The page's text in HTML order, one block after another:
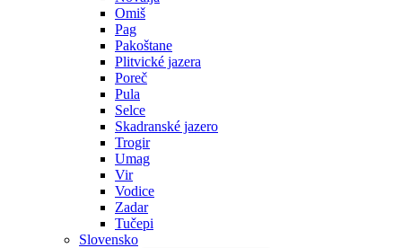
Omiš
Pag
Pakoštane
Plitvické jazera
Poreč
Pula
Selce
Skadranské jazero
Trogir
Umag
Vir
Vodice
Zadar
Tučepi
Slovensko